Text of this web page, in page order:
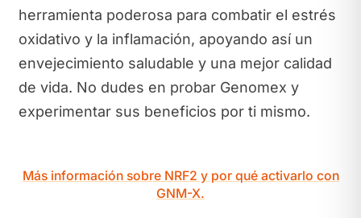
herramienta poderosa para combatir el estrés
oxidativo y la inflamación, apoyando así un
envejecimiento saludable y una mejor calidad
de vida. No dudes en probar Genomex y
experimentar sus beneficios por ti mismo.
Más información sobre NRF2 y por qué activarlo con
GNM-X.